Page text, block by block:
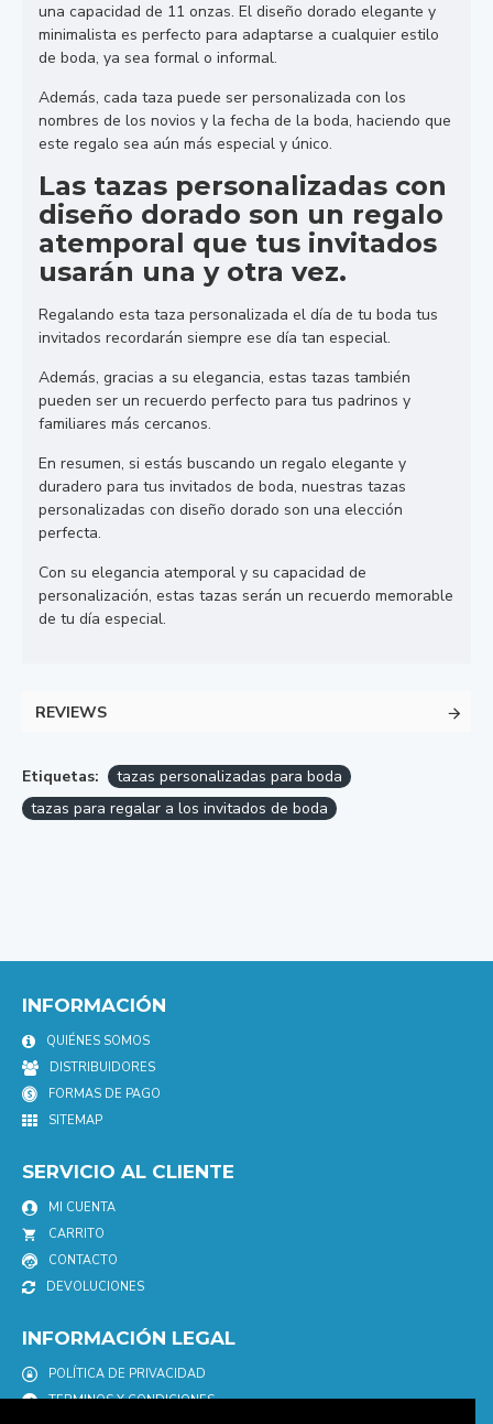
una capacidad de 11 onzas. El diseño dorado elegante y
minimalista es perfecto para adaptarse a cualquier estilo
de boda, ya sea formal o informal.
Además, cada taza puede ser personalizada con los
nombres de los novios y la fecha de la boda, haciendo que
este regalo sea aún más especial y único.
Las tazas personalizadas con
diseño dorado son un regalo
atemporal que tus invitados
usarán una y otra vez.
Regalando esta taza personalizada el día de tu boda tus
invitados recordarán siempre ese día tan especial.
Además, gracias a su elegancia, estas tazas también
pueden ser un recuerdo perfecto para tus padrinos y
familiares más cercanos.
En resumen, si estás buscando un regalo elegante y
duradero para tus invitados de boda, nuestras tazas
personalizadas con diseño dorado son una elección
perfecta.
Con su elegancia atemporal y su capacidad de
personalización, estas tazas serán un recuerdo memorable
de tu día especial.
REVIEWS
Etiquetas:
tazas personalizadas para boda
tazas para regalar a los invitados de boda
INFORMACIÓN
QUIÉNES SOMOS
DISTRIBUIDORES
FORMAS DE PAGO
SITEMAP
SERVICIO AL CLIENTE
MI CUENTA
CARRITO
CONTACTO
DEVOLUCIONES
INFORMACIÓN LEGAL
POLÍTICA DE PRIVACIDAD
TERMINOS Y CONDICIONES